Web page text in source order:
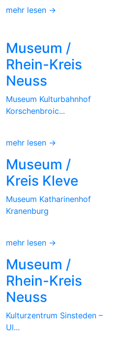
mehr lesen →
Museum /
Rhein-Kreis
Neuss
Museum Kulturbahnhof
Korschenbroic...
mehr lesen →
Museum /
Kreis Kleve
Museum Katharinenhof
Kranenburg
mehr lesen →
Museum /
Rhein-Kreis
Neuss
Kulturzentrum Sinsteden –
Ul...